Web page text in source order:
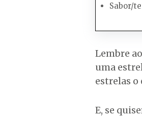
Sabor/
Lembre
uma
estrelas
E, se